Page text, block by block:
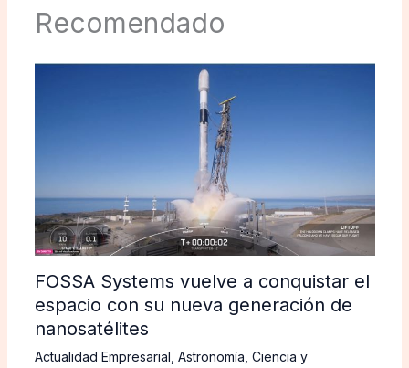
Recomendado
FOSSA Systems vuelve a conquistar el
espacio con su nueva generación de
nanosatélites
Actualidad Empresarial Astronomía Ciencia y